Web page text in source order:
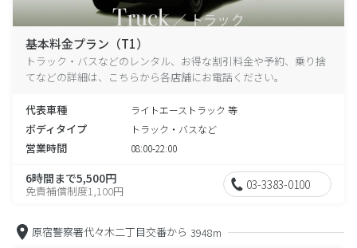
基本料金プラン（T1）
トラック・バスなどのレンタル、お得な割引料金や予約、乗り捨
てなどの詳細は、こちらから各店舗にお電話ください。
代表車種 ライトエーストラック 等
ボディタイプ トラック・バスなど
営業時間 08:00-22:00
6時間まで5,500円
免責補償制度1,100円 03-3383-0100
原宿警察署代々木二丁目交番から 3948m